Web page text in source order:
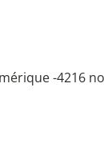
-4216